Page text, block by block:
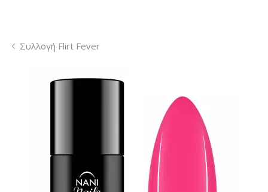
Συλλογή Flirt Fever